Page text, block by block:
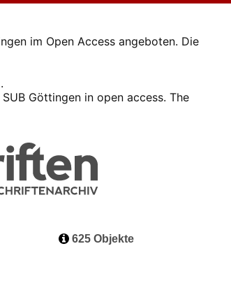
im Open Access angeboten. Die
Göttingen in open access. The
625 Objekte